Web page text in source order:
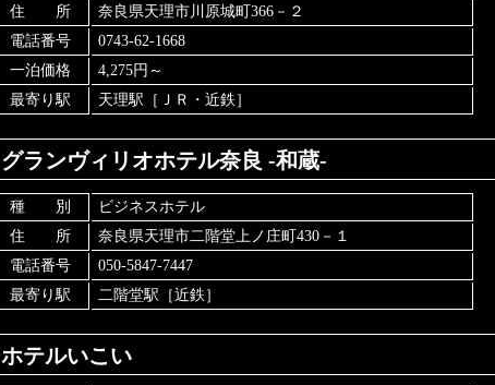
住 所
奈良県天理市川原城町366－２
電話番号
0743-62-1668
一泊価格
4,275円～
最寄り駅
天理駅［ＪＲ・近鉄］
グランヴィリオホテル奈良 -和蔵-
種 別
ビジネスホテル
住 所
奈良県天理市二階堂上ノ庄町430－１
電話番号
050-5847-7447
最寄り駅
二階堂駅［近鉄］
ホテルいこい